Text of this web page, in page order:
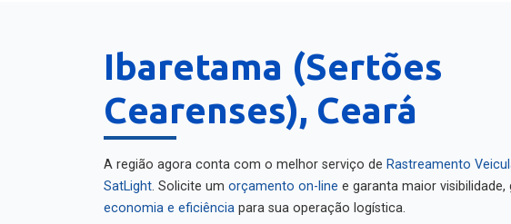
Ibaretama (Sertões
Cearenses), Ceará
A região agora conta com o melhor serviço de Rastreamento
SatLight. Solicite um orçamento on-line e garanta maior visibilidade,
economia e eficiência para sua operação logística.